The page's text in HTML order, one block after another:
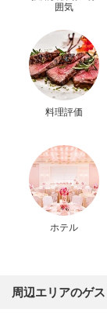
囲気
料理評価
ホテル
周辺エリアのゲ